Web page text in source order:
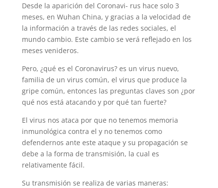
Desde la aparición del Coronavi- rus hace solo 3
meses, en Wuhan China, y gracias a la velocidad de
la información a través de las redes sociales, el
mundo cambio. Este cambio se verá reflejado en los
meses venideros.
Pero, ¿qué es el Coronavirus? es un virus nuevo,
familia de un virus común, el virus que produce la
gripe común, entonces las preguntas claves son ¿por
qué nos está atacando y por qué tan fuerte?
El virus nos ataca por que no tenemos memoria
inmunológica contra el y no tenemos como
defendernos ante este ataque y su propagación se
debe a la forma de transmisión, la cual es
relativamente fácil.
Su transmisión se realiza de varias maneras: